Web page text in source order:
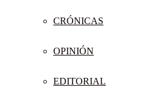
CRÓNICAS
OPINIÓN
EDITORIAL